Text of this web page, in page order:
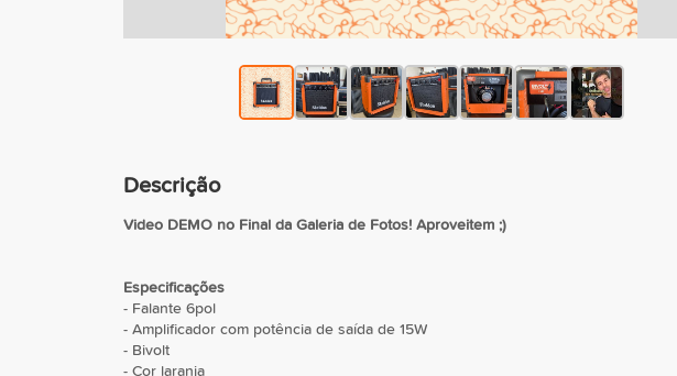
Descrição
Video DEMO no Final da Galeria de Fotos! Aproveitem ;)
Especificações
- Falante 6pol
- Amplificador com potência de saída de 15W
- Bivolt
- Cor laranja